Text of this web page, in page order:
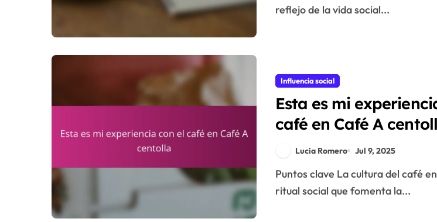
reflejo de la vida social...
Influencia social
Esta es mi
café en Café A
Lucia Romero Jul 9, 2025
Puntos clave La cultura del café en España es un
ritual social que fomenta la...